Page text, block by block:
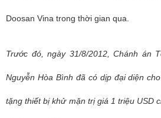
Doosan Vina trong thời gian qua.
Trước đó, ngày 31/8/2012, Chánh án
Nguyễn Hòa Bình đã có dịp đại diện
tặng thiết bị khử mặn trị giá 1 triệu USD